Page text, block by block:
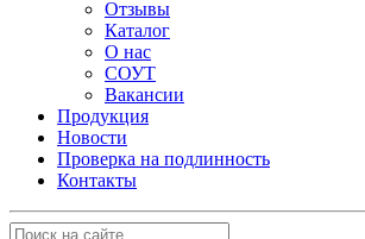
Отзывы
Каталог
О нас
СОУТ
Вакансии
Продукция
Новости
Проверка на подлинность
Контакты